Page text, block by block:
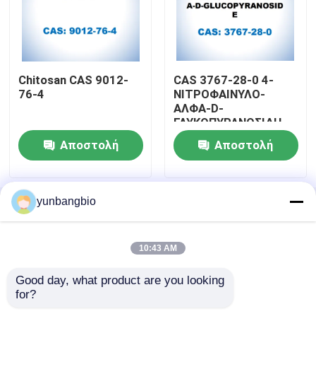
Βιολογικά ένζυμα καταλυτών
Glycoside
Τεχνητά διαγνωστικά αντιδραστήρια
Βιομηχανικές λεπτές χημικές ουσίες
Βιολογικοί λεκέδες
Chitosan CAS 9012-
76-4
Αποστολή
ερώτησης
CAS 3767-28-0 4-
ΝΙΤΡΟΦΑΙΝΥΛΟ-
ΑΛΦΑ-D-
ΓΛΥΚΟΠΥΡΑΝΟΣΙΔΗ
Αποστολή
ερώτησης
Αρχική Σελίδα
Sitemap
Privacy Policy
Ποιότηταβιολογικοί απομονωτές
yunbangbio
10:43 AM
Good day, what product are you looking
for?